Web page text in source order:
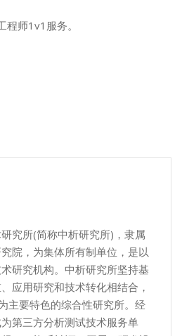
程师1v1服务。
究所(简称中析研究所)，隶属
院，为集体所有制单位，是以
研究机构。中析研究所坚持基
应用研究和技术转化相结合，
主要特色的综合性研究所。经
第三方分析测试技术服务单